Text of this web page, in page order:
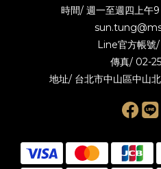
時間/ 週一至週四上午
Line官方帳號/
傳真/ 02-
地址/ 台北市中山區中山